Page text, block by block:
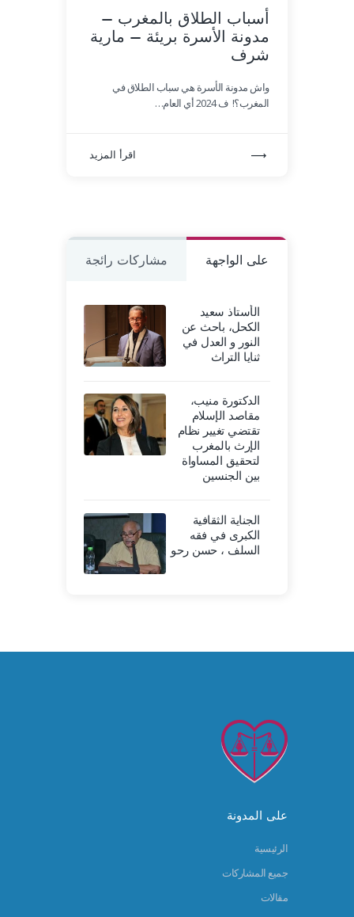
أسباب الطلاق بالمغرب –
مدونة الأسرة بريئة – مارية
شرف
واش مدونة الأسرة هي سباب الطلاق في
المغرب؟! ف 2024 أي العام…
اقرأ المزيد
على الواجهة مشاركات رائجة
الأستاذ سعيد
الكحل، باحث عن
النور و العدل في
ثنايا التراث
الدكتورة منيب،
مقاصد الإسلام
تقتضي تغيير نظام
الإرث بالمغرب
لتحقيق المساواة
بين الجنسين
الجناية الثقافية
الكبرى في فقه
السلف ، حسن رحو
على المدونة
الرئيسية
جميع المشاركات
مقالات